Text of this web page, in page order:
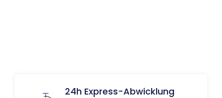
24h Express-Abwicklung